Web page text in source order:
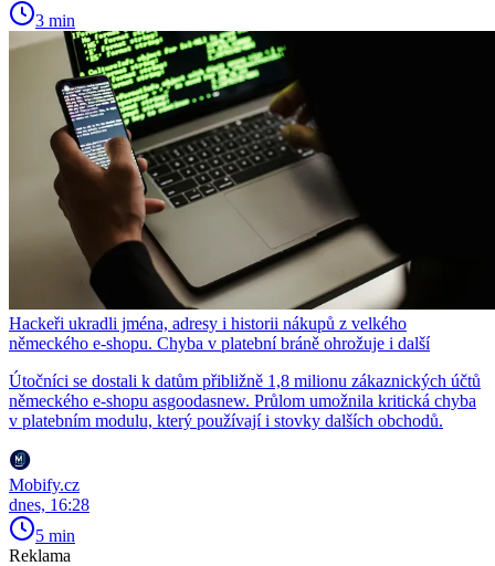
3 min
Hackeři ukradli jména, adresy i historii nákupů z velkého
německého e-shopu. Chyba v platební bráně ohrožuje i další
Útočníci se dostali k datům přibližně 1,8 milionu zákaznických účtů
německého e-shopu asgoodasnew. Průlom umožnila kritická chyba
v platebním modulu, který používají i stovky dalších obchodů.
Mobify.cz
dnes, 16:28
5 min
Reklama